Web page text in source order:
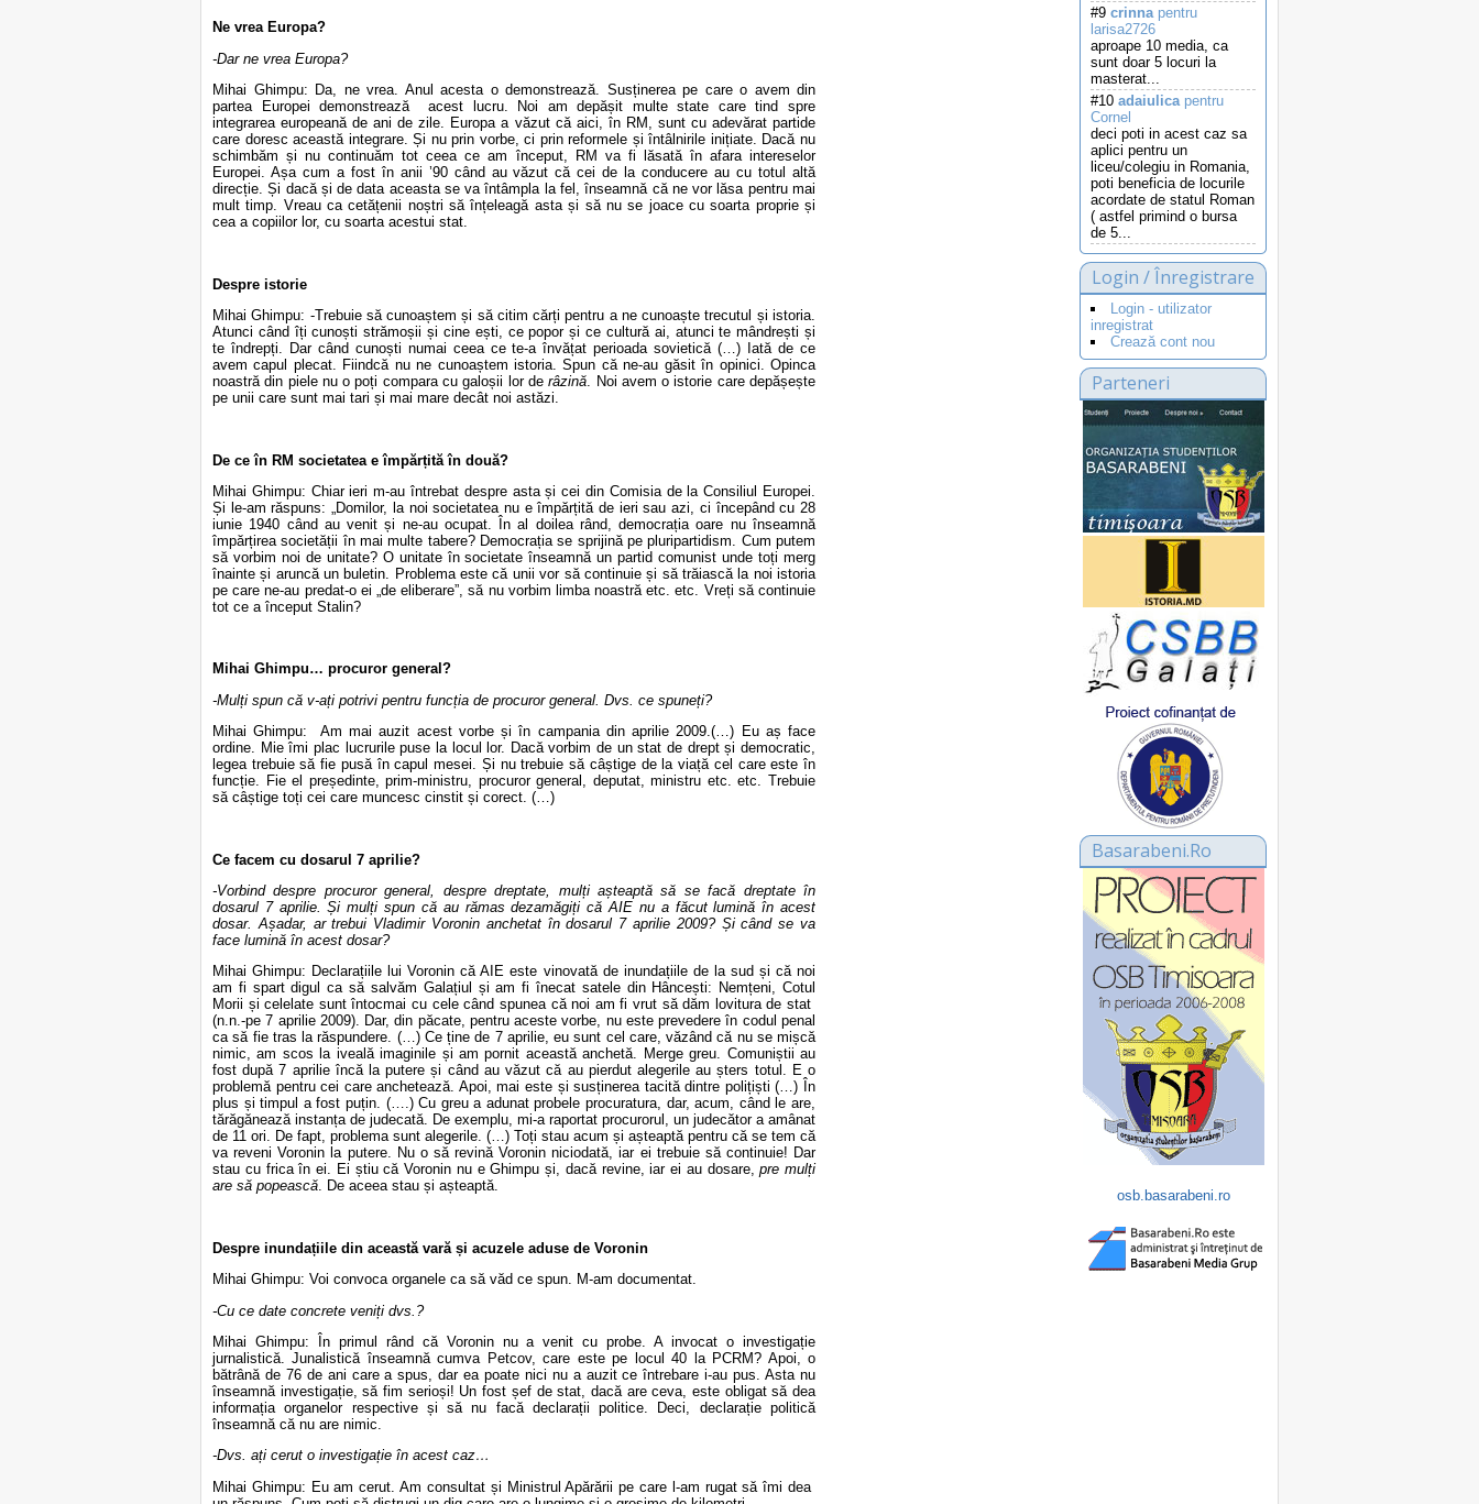
Ne vrea Europa?
-Dar ne vrea Europa?
Mihai Ghimpu: Da, ne vrea. Anul acesta o demonstrează. Susținerea pe care o avem din
partea Europei demonstrează acest lucru. Noi am depășit multe state care tind spre
integrarea europeană de ani de zile. Europa a văzut că aici, în RM, sunt cu adevărat partide
care doresc această integrare. Și nu prin vorbe, ci prin reformele și întâlnirile inițiate. Dacă nu
schimbăm și nu continuăm tot ceea ce am început, RM va fi lăsată în afara intereselor
Europei. Așa cum a fost în anii ’90 când au văzut că cei de la conducere au cu totul altă
direcție. Și dacă și de data aceasta se va întâmpla la fel, înseamnă că ne vor lăsa pentru mai
mult timp. Vreau ca cetățenii noștri să înțeleagă asta și să nu se joace cu soarta proprie și
cea a copiilor lor, cu soarta acestui stat.
Despre istorie
Mihai Ghimpu: -Trebuie să cunoaștem și să citim cărți pentru a ne cunoaște trecutul și istoria.
Atunci când îți cunoști strămoșii și cine ești, ce popor și ce cultură ai, atunci te mândrești și
te îndrepți. Dar când cunoști numai ceea ce te-a învățat perioada sovietică (…) Iată de ce
avem capul plecat. Fiindcă nu ne cunoaștem istoria. Spun că ne-au găsit în opinici. Opinca
noastră din piele nu o poți compara cu galoșii lor derâzină . Noi avem o istorie care depășește
pe unii care sunt mai tari și mai mare decât noi astăzi.
De ce în RM societatea e împărțită în două?
Mihai Ghimpu: Chiar ieri m-au întrebat despre asta și cei din Comisia de la Consiliul Europei.
Și le-am răspuns: „Domilor, la noi societatea nu e împărțită de ieri sau azi, ci începând cu 28
iunie 1940 când au venit și ne-au ocupat. În al doilea rând, democrația oare nu înseamnă
împărțirea societății în mai multe tabere? Democrația se sprijină pe pluripartidism. Cum putem
să vorbim noi de unitate? O unitate în societate înseamnă un partid comunist unde toți merg
înainte și aruncă un buletin. Problema este că unii vor să continuie și să trăiască la noi istoria
pe care ne-au predat-o ei „de eliberare”, să nu vorbim limba noastră etc. etc. Vreți să continuie
tot ce a început Stalin?
Mihai Ghimpu… procuror general?
-Mulți spun că v-ați potrivi pentru funcția de procuror general. Dvs. ce spuneți?
Mihai Ghimpu: Am mai auzit acest vorbe și în campania din aprilie 2009.(…) Eu aș face
ordine. Mie îmi plac lucrurile puse la locul lor. Dacă vorbim de un stat de drept și democratic,
legea trebuie să fie pusă în capul mesei. Și nu trebuie să câștige de la viață cel care este în
funcție. Fie el președinte, prim-ministru, procuror general, deputat, ministru etc. etc. Trebuie
să câștige toți cei care muncesc cinstit și corect. (…)
Ce facem cu dosarul 7 aprilie?
-Vorbind despre procuror general, despre dreptate, mulți așteaptă să se facă dreptate în
dosarul 7 aprilie. Și mulți spun că au rămas dezamăgiți că AIE nu a făcut lumină în acest
dosar. Așadar, ar trebui Vladimir Voronin anchetat în dosarul 7 aprilie 2009? Și când se va
face lumină în acest dosar?
Mihai Ghimpu: Declarațiile lui Voronin că AIE este vinovată de inundațiile de la sud și că noi
am fi spart digul ca să salvăm Galațiul și am fi înecat satele din Hâncești: Nemțeni, Cotul
Morii și celelate sunt întocmai cu cele când spunea că noi am fi vrut să dăm lovitura de stat
(n.n.-pe 7 aprilie 2009). Dar, din păcate, pentru aceste vorbe, nu este prevedere în codul penal
ca să fie tras la răspundere. (…) Ce ține de 7 aprilie, eu sunt cel care, văzând că nu se mișcă
nimic, am scos la iveală imaginile și am pornit această anchetă. Merge greu. Comuniștii au
fost după 7 aprilie încă la putere și când au văzut că au pierdut alegerile au șters totul. E o
problemă pentru cei care anchetează. Apoi, mai este și susținerea tacită dintre polițiști (…) În
plus și timpul a fost puțin. (….) Cu greu a adunat probele procuratura, dar, acum, când le are,
tărăgănează instanța de judecată. De exemplu, mi-a raportat procurorul, un judecător a amânat
de 11 ori. De fapt, problema sunt alegerile. (…) Toți stau acum și așteaptă pentru că se tem că
va reveni Voronin la putere. Nu o să revină Voronin niciodată, iar ei trebuie să continuie! Dar
stau cu frica în ei. Ei știu că Voronin nu e Ghimpu și, dacă revine, iar ei au dosare,pre mulți
are să popească. De aceea stau și așteaptă.
Despre inundațiile din această vară și acuzele aduse de Voronin
Mihai Ghimpu: Voi convoca organele ca să văd ce spun. M-am documentat.
-Cu ce date concrete veniți dvs.?
Mihai Ghimpu: În primul rând că Voronin nu a venit cu probe. A invocat o investigație
jurnalistică. Junalistică înseamnă cumva Petcov, care este pe locul 40 la PCRM? Apoi, o
bătrână de 76 de ani care a spus, dar ea poate nici nu a auzit ce întrebare i-au pus. Asta nu
înseamnă investigație, să fim serioși! Un fost șef de stat, dacă are ceva, este obligat să dea
informația organelor respective și să nu facă declarații politice. Deci, declarație politică
înseamnă că nu are nimic.
-Dvs. ați cerut o investigație în acest caz…
Mihai Ghimpu: Eu am cerut. Am consultat și Ministrul Apărării pe care l-am rugat să îmi dea
#9 crinnapentru
larisa2726
aproape 10 media, ca
sunt doar 5 locuri la
masterat...
#10 adaiulicapentru
Cornel
deci poti in acest caz sa
aplici pentru un
liceu/colegiu in Romania,
poti beneficia de locurile
acordate de statul Roman
( astfel primind o bursa
de 5...
Login / Înregistrare
Login - utilizator
inregistrat
Crează cont nou
Parteneri
Basarabeni.Ro
osb.basarabeni.ro